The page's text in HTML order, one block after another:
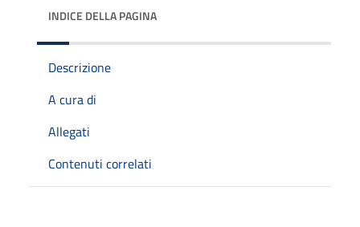
INDICE DELLA PAGINA
Descrizione
A cura di
Allegati
Contenuti correlati